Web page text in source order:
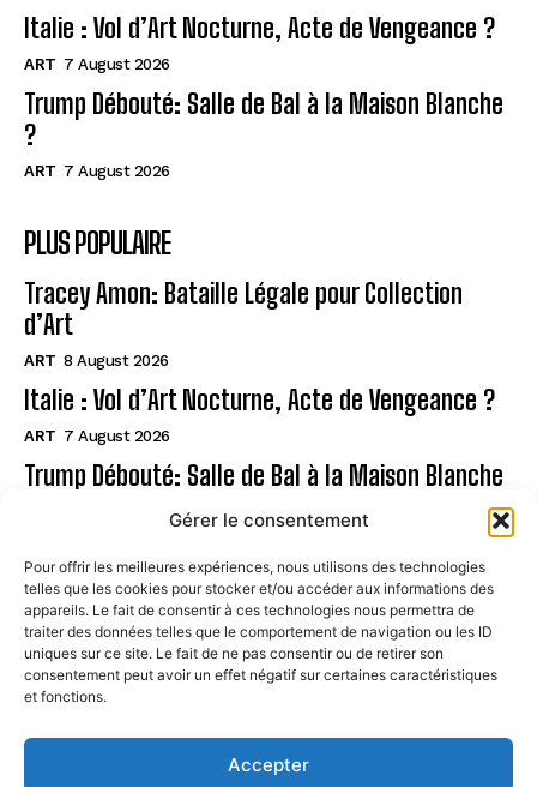
Gérer le consentement
Pour offrir les meilleures expériences, nous utilisons des technologies
telles que les cookies pour stocker et/ou accéder aux informations des
appareils. Le fait de consentir à ces technologies nous permettra de
traiter des données telles que le comportement de navigation ou les ID
uniques sur ce site. Le fait de ne pas consentir ou de retirer son
consentement peut avoir un effet négatif sur certaines caractéristiques
et fonctions.
Accepter
Italie : Vol d’Art Nocturne, Acte de Vengeance ?
ART 7 August 2026
Trump Débouté: Salle de Bal à la Maison Blanche
?
ART 7 August 2026
PLUS POPULAIRE
Tracey Amon: Bataille Légale pour Collection
d’Art
ART 8 August 2026
Italie : Vol d’Art Nocturne, Acte de Vengeance ?
ART 7 August 2026
Trump Débouté: Salle de Bal à la Maison Blanche
Page
CONTACT
MENTIONS LÉGALES